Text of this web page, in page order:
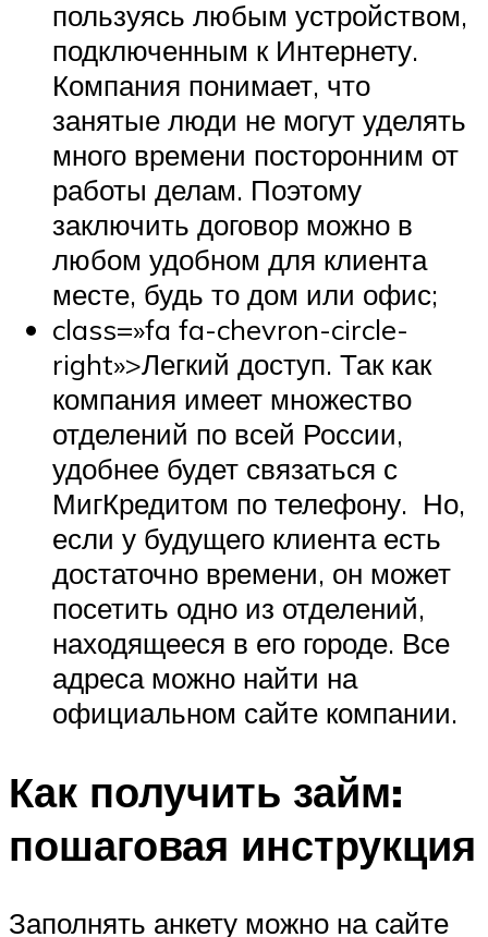
пользуясь любым устройством,
подключенным к Интернету.
Компания понимает, что
занятые люди не могут уделять
много времени посторонним от
работы делам. Поэтому
заключить договор можно в
любом удобном для клиента
месте, будь то дом или офис;
class=»fa fa-chevron-circle-
right»>Легкий доступ. Так как
компания имеет множество
отделений по всей России,
удобнее будет связаться с
МигКредитом по телефону. Но,
если у будущего клиента есть
достаточно времени, он может
посетить одно из отделений,
находящееся в его городе. Все
адреса можно найти на
официальном сайте компании.
Как получить займ:
пошаговая инструкция
Заполнять анкету можно на сайте